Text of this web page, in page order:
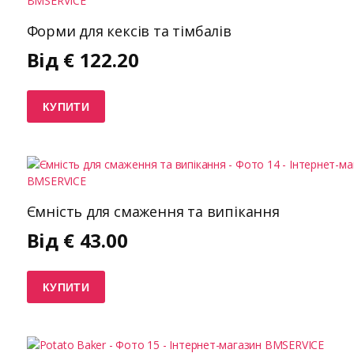
Форми для кексів та тімбалів
Від € 122.20
КУПИТИ
Ємність для смаження та випікання
Від € 43.00
КУПИТИ